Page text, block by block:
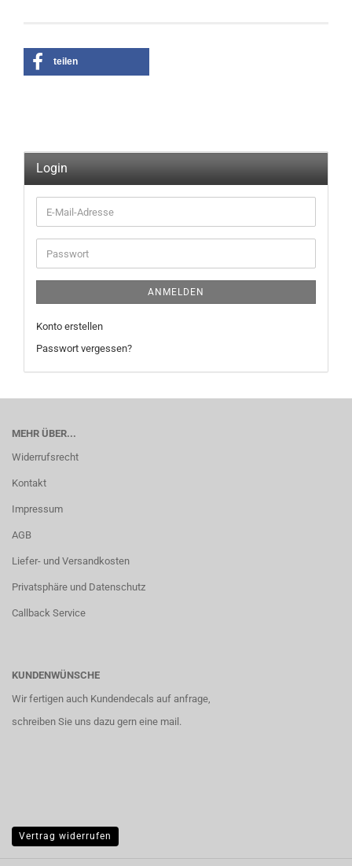
teilen
Login
E-
Mail-
Adresse
Passwort
ANMELDEN
Konto erstellen
Passwort vergessen?
MEHR ÜBER...
Widerrufsrecht
Kontakt
Impressum
AGB
Liefer- und Versandkosten
Privatsphäre und Datenschutz
Callback Service
KUNDENWÜNSCHE
Wir fertigen auch Kundendecals auf anfrage,
schreiben Sie uns dazu gern eine mail.
Vertrag widerrufen